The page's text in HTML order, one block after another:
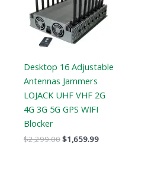
Desktop 16 Adjustable
Antennas Jammers
LOJACK UHF VHF 2G
4G 3G 5G GPS WIFI
Blocker
$2,299.00$1,659.99